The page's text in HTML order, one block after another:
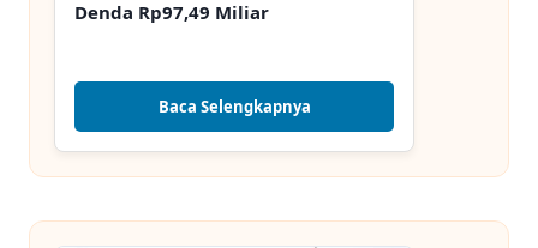
Denda Rp97,49 Miliar
Baca Selengkapnya